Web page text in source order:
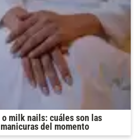
milk nails: cuáles son las
del momento